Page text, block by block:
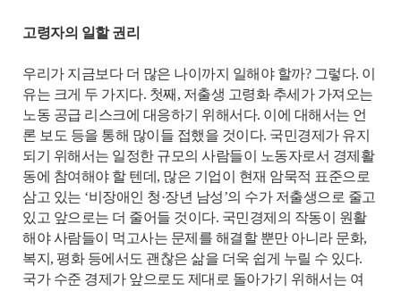
고령자의 일할 권리
우리가 지금보다 더 많은 나이까지 일해야 할까? 그렇다. 이
유는 크게 두 가지다. 첫째, 저출생 고령화 추세가 가져오는
노동 공급 리스크에 대응하기 위해서다. 이에 대해서는 언
론 보도 등을 통해 많이들 접했을 것이다. 국민경제가 유지
되기 위해서는 일정한 규모의 사람들이 노동자로서 경제활
동에 참여해야 할 텐데, 많은 기업이 현재 암묵적 표준으로
삼고 있는 ‘비장애인 청·장년 남성’의 수가 저출생으로 줄고
있고 앞으로는 더 줄어들 것이다. 국민경제의 작동이 원활
해야 사람들이 먹고사는 문제를 해결할 뿐만 아니라 문화,
복지, 평화 등에서도 괜찮은 삶을 더욱 쉽게 누릴 수 있다.
국가 수준 경제가 앞으로도 제대로 돌아가기 위해서는 여